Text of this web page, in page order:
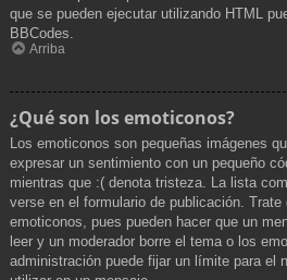
que se pueden ejecutar utilizando HTML
BBCodes.
Arriba
¿Qué son los emoticonos?
Los emoticonos son pequeñas imágenes
expresar un sentimiento con un pequeño
mientras que :( denota tristeza. La lista
verse en el formulario de publicación.
emoticonos, pues pueden hacer que un
leer y un moderador borre el tema o los
administración puede fijar un límite para el